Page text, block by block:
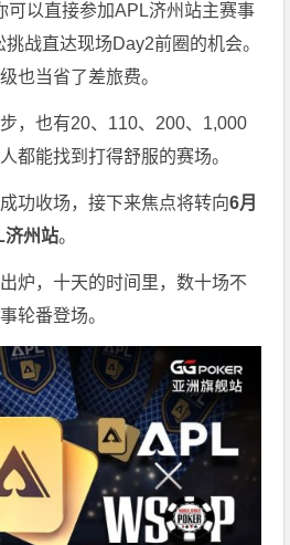
可以直接参加APL济州站主赛事
战直达现场Day2前圈的机会。
也当省了差旅费。
，也有20、110、200、1,000
都能找到打得舒服的赛场。
功收场，接下来焦点将转向6月
济州站。
炉，十天的时间里，数十场不
轮番登场。